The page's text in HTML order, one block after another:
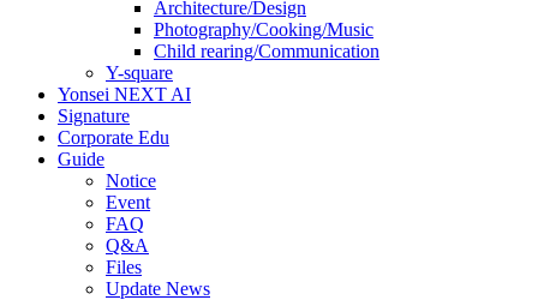
Architecture/Design
Photography/Cooking/Music
Child rearing/Communication
Y-square
Yonsei NEXT AI
Signature
Corporate Edu
Guide
Notice
Event
FAQ
Q&A
Files
Update News